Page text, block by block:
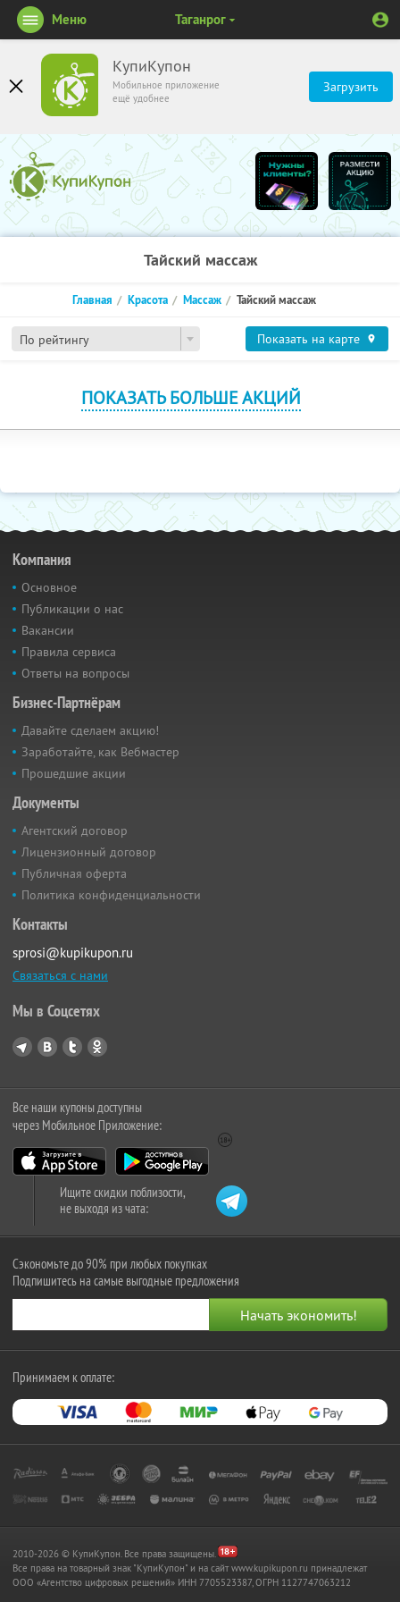
КупиКупон
Мобильное приложение
ещё удобнее
Загрузить
Меню Таганрог
Тайский массаж
По рейтингу
Главная Красота Массаж Тайский массаж
Показать на карте
ПОКАЗАТЬ БОЛЬШЕ АКЦИЙ
Компания
Основное
Публикации о нас
Вакансии
Правила сервиса
Ответы на вопросы
Бизнес-Партнёрам
Давайте сделаем акцию!
Заработайте, как Вебмастер
Прошедшие акции
Документы
Агентский договор
Лицензионный договор
Публичная оферта
Политика конфиденциальности
Контакты
sprosi@kupikupon.ru
Связаться с нами
Мы в Соцсетях
Все наши купоны доступны
через Мобильное Приложение:
Ищите скидки поблизости,
не выходя из чата:
Сэкономьте до 90% при любых покупках
Подпишитесь на самые выгодные предложения
Принимаем к оплате:
2010-2026 © КупиКупон. Все права защищены.
Все права на товарный знак "КупиКупон" и на сайт www.kupikupon.ru принадлежат
OOO «Агентство цифровых решений» ИНН 7705523387, ОГРН 1127747063212